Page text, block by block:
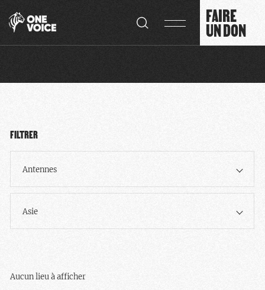
FAIRE
UN DON
FILTRER
Antennes
Asie
Aucun lieu à afficher